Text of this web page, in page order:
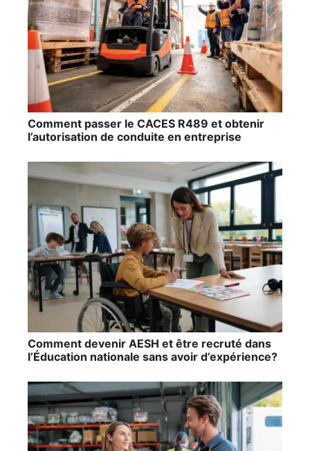
Comment passer le CACES R489 et obtenir
l’autorisation de conduite en entreprise
Comment devenir AESH et être recruté dans
l’Éducation nationale sans avoir d’expérience?